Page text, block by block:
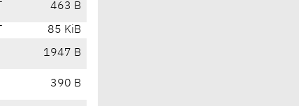
463 B
85 KiB
1947 B
390 B